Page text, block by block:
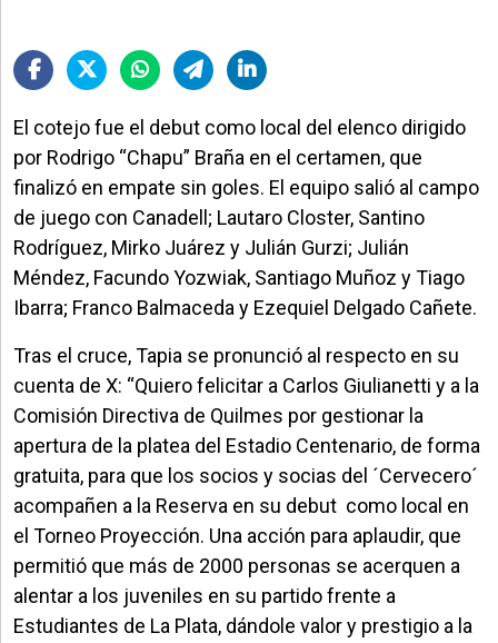
El cotejo fue el debut como local del elenco dirigido
por Rodrigo “Chapu” Braña en el certamen, que
finalizó en empate sin goles. El equipo salió al campo
de juego con Canadell; Lautaro Closter, Santino
Rodríguez, Mirko Juárez y Julián Gurzi; Julián
Méndez, Facundo Yozwiak, Santiago Muñoz y Tiago
Ibarra; Franco Balmaceda y Ezequiel Delgado Cañete.
Tras el cruce, Tapia se pronunció al respecto en su
cuenta de X: “Quiero felicitar a Carlos Giulianetti y a la
Comisión Directiva de Quilmes por gestionar la
apertura de la platea del Estadio Centenario, de forma
gratuita, para que los socios y socias del ´Cervecero´
acompañen a la Reserva en su debut como local en
el Torneo Proyección. Una acción para aplaudir, que
permitió que más de 2000 personas se acerquen a
alentar a los juveniles en su partido frente a
Estudiantes de La Plata, dándole valor y prestigio a la